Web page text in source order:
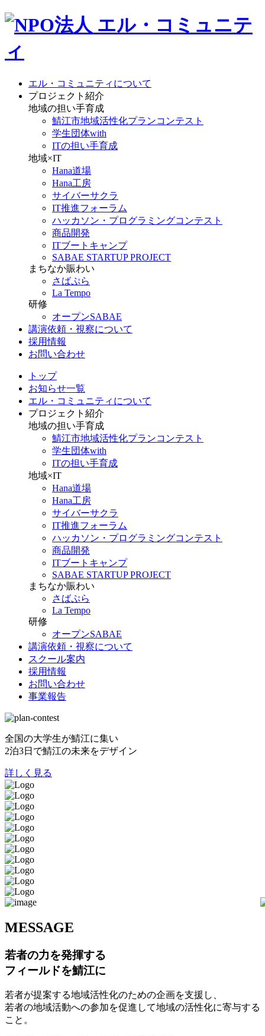
エル・コミュニティについて
プロジェクト紹介
地域の担い手育成
鯖江市地域活性化プランコンテスト
学生団体with
ITの担い手育成
地域×IT
Hana道場
Hana工房
サイバーサクラ
IT推進フォーラム
ハッカソン・プログラミングコンテスト
商品開発
ITブートキャンプ
SABAE STARTUP PROJECT
まちなか賑わい
さばぷら
La Tempo
研修
オープンSABAE
講演依頼・視察について
採用情報
お問い合わせ
トップ
お知らせ一覧
エル・コミュニティについて
プロジェクト紹介
地域の担い手育成
鯖江市地域活性化プランコンテスト
学生団体with
ITの担い手育成
地域×IT
Hana道場
Hana工房
サイバーサクラ
IT推進フォーラム
ハッカソン・プログラミングコンテスト
商品開発
ITブートキャンプ
SABAE STARTUP PROJECT
まちなか賑わい
さばぷら
La Tempo
研修
オープンSABAE
講演依頼・視察について
スクール案内
採用情報
お問い合わせ
事業報告
全国の大学生が鯖江に集い
2泊3日で鯖江の未来をデザイン
詳しく見る
MESSAGE
若者の力を発揮する
フィールドを鯖江に
若者が提案する地域活性化のための企画を支援し、
若者の地域活動への参加を促進して地域の活性化に寄与する
こと。